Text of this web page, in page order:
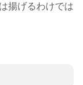
揚げるわけでは